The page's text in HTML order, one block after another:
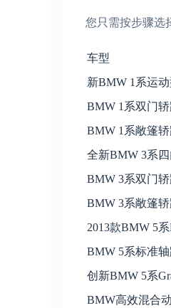
您只需按步骤选
车型
新BMW 1系运
BMW 1系双门
BMW 1系敞篷
全新BMW 3系
BMW 3系双门
BMW 3系敞篷
2013款BMW 5
BMW 5系标准轴
创新BMW 5系
BMW高效混合